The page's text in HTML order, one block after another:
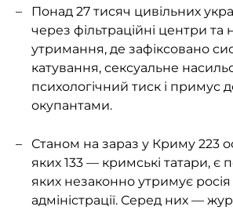
Понад 27 тисяч цивільних
через фільтраційні центри та
утримання, де зафіксовано
катування, сексуальне
психологічний тиск і примус
окупантами.
Станом на зараз у Криму 223
яких 133 — кримські татари, є
яких незаконно утримує росія
адміністрації. Серед них —